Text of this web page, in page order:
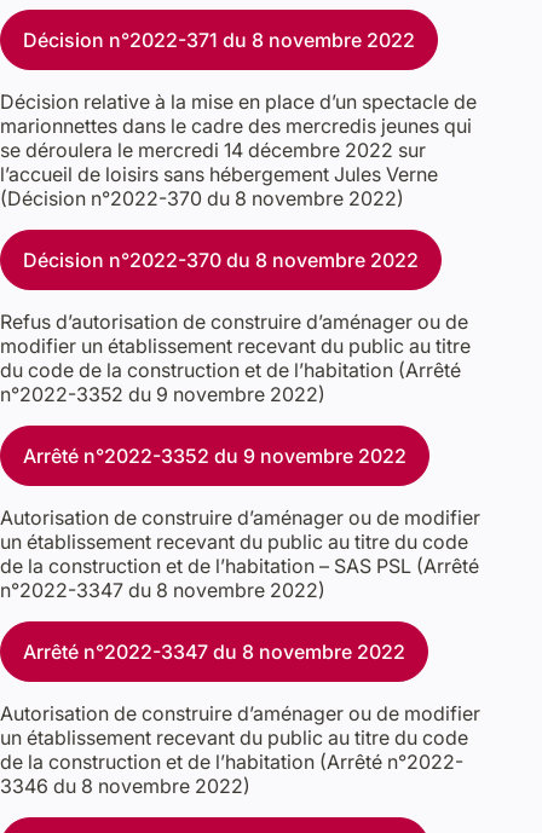
Décision n°2022-371 du 8 novembre 2022
Décision relative à la mise en place d’un spectacle de
marionnettes dans le cadre des mercredis jeunes qui
se déroulera le mercredi 14 décembre 2022 sur
l’accueil de loisirs sans hébergement Jules Verne
(Décision n°2022-370 du 8 novembre 2022)
Décision n°2022-370 du 8 novembre 2022
Refus d’autorisation de construire d’aménager ou de
modifier un établissement recevant du public au titre
du code de la construction et de l’habitation (Arrêté
n°2022-3352 du 9 novembre 2022)
Arrêté n°2022-3352 du 9 novembre 2022
Autorisation de construire d’aménager ou de modifier
un établissement recevant du public au titre du code
de la construction et de l’habitation – SAS PSL (Arrêté
n°2022-3347 du 8 novembre 2022)
Arrêté n°2022-3347 du 8 novembre 2022
Autorisation de construire d’aménager ou de modifier
un établissement recevant du public au titre du code
de la construction et de l’habitation (Arrêté n°2022-
3346 du 8 novembre 2022)